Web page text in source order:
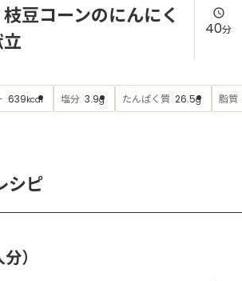
PARK とは
豆コーンのにんにく
40分
639kcal 塩分 3.9g たんぱく質 26.5g 脂質
シピ
）